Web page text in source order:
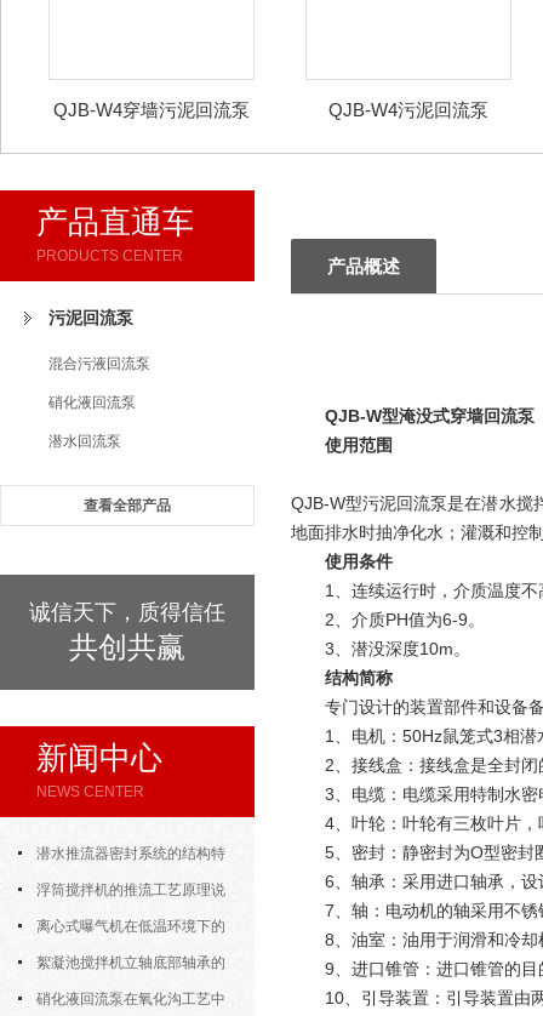
QJB-W4穿墙污泥回流泵 QJB-W4污泥回流泵
产品直通车
PRODUCTS CENTER
污泥回流泵
混合污液回流泵
硝化液回流泵
潜水回流泵
查看全部产品
诚信天下，质得信任
共创共赢
新闻中心
NEWS CENTER
潜水推流器密封系统的结构特
点与渗漏故障处理
浮筒搅拌机的推流工艺原理说
明 离心式曝气机在低温环境下的
运行特性与防冻措施
絮凝池搅拌机立轴底部轴承的
密封防水与免维护设计
硝化液回流泵在氧化沟工艺中
产品概述
QJB-W型淹没式穿墙回流泵
使用范围
QJB-W型污泥回流泵是在潜水搅
地面排水时抽净化水；灌溉和控
使用条件
1、连续运行时，介质温度
2、介质PH值为6-9。
3、潜没深度10m。
结构简称
专门设计的装置部件和设备
1、电机：50Hz鼠笼式3相
2、接线盒：接线盒是全封
3、电缆：电缆采用特制水密
4、叶轮：叶轮有三枚叶片
5、密封：静密封为O型密封
6、轴承：采用进口轴承，
7、轴：电动机的轴采用不
8、油室：油用于润滑和冷
9、进口锥管：进口锥管的
10、引导装置：引导装置由